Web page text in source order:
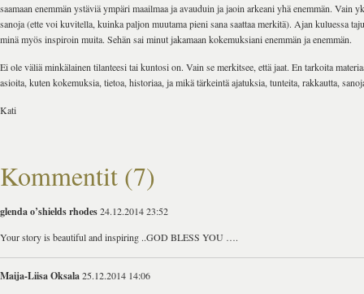
saamaan enemmän ystäviä ympäri maailmaa ja avauduin ja jaoin arkeani yhä enemmän. Vain
sanoja (ette voi kuvitella, kuinka paljon muutama pieni sana saattaa merkitä). Ajan kuluessa
minä myös inspiroin muita. Sehän sai minut jakamaan kokemuksiani enemmän ja enemmän.
Ei ole väliä minkälainen tilanteesi tai kuntosi on. Vain se merkitsee, että jaat. En tarkoita
asioita, kuten kokemuksia, tietoa, historiaa, ja mikä tärkeintä ajatuksia, tunteita, rakkautta,
Kati
Kommentit (7)
glenda o’shields rhodes24.12.2014 23:52
Your story is beautiful and inspiring ..GOD BLESS YOU ….
Maija-Liisa Oksala25.12.2014 14:06